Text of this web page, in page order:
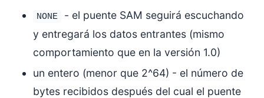
NONE
- el puente SAM seguirá escuchando
y entregará los datos entrantes (mismo
comportamiento que en la versión 1.0)
un entero (menor que 2^64) - el número de
bytes recibidos después del cual el puente